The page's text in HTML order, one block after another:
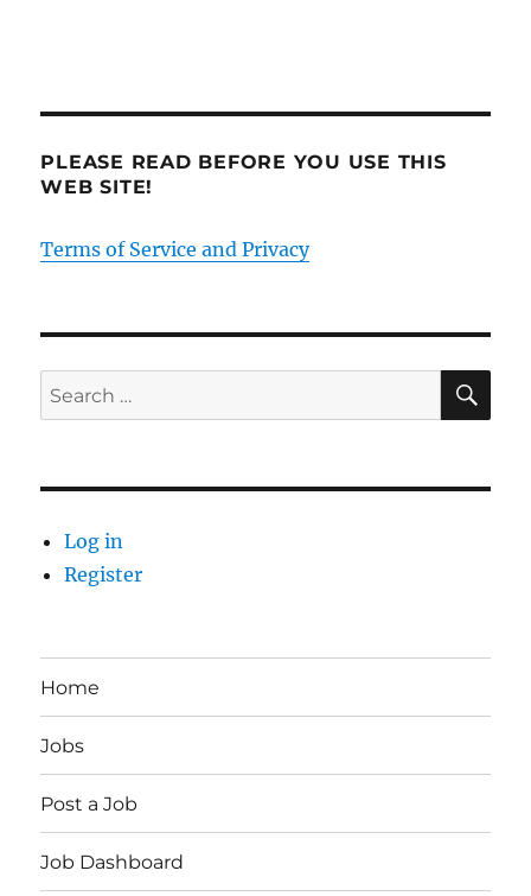
PLEASE READ BEFORE YOU USE THIS
WEB SITE!
Terms of Service and Privacy
Search
for:
Log in
Register
Home
Jobs
Post a Job
Job Dashboard